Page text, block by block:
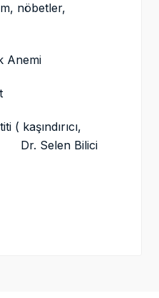
nöbetler,
Anemi
( kaşındırıcı,
) Dr. Selen Bilici